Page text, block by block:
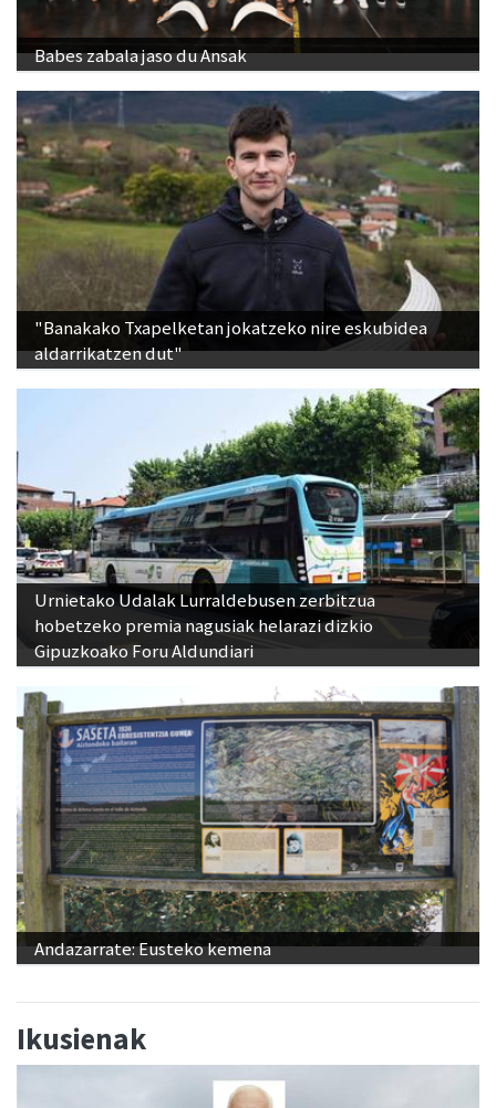
Babes zabala jaso du Ansak
"Banakako Txapelketan jokatzeko nire eskubidea
aldarrikatzen dut"
Urnietako Udalak Lurraldebusen zerbitzua
hobetzeko premia nagusiak helarazi dizkio
Gipuzkoako Foru Aldundiari
Andazarrate: Eusteko kemena
Ikusienak